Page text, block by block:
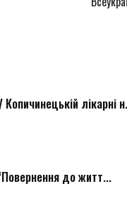
Копичинецькій лікарні
до житт...